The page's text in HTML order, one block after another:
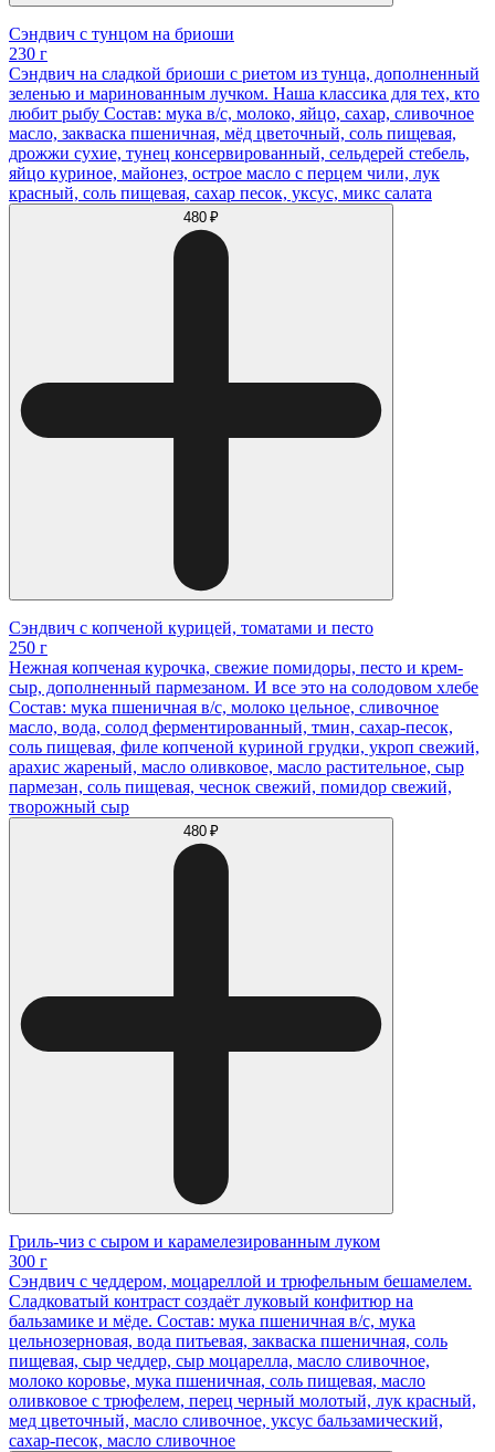
Сэндвич с тунцом на бриоши
230 г
Сэндвич на сладкой бриоши с риетом из тунца, дополненный
зеленью и маринованным лучком. Наша классика для тех, кто
любит рыбу Состав: мука в/с, молоко, яйцо, сахар, сливочное
масло, закваска пшеничная, мёд цветочный, соль пищевая,
дрожжи сухие, тунец консервированный, сельдерей стебель,
яйцо куриное, майонез, острое масло с перцем чили, лук
красный, соль пищевая, сахар песок, уксус, микс салата
480 ₽
Сэндвич с копченой курицей, томатами и песто
250 г
Нежная копченая курочка, свежие помидоры, песто и крем-
сыр, дополненный пармезаном. И все это на солодовом хлебе
Состав: мука пшеничная в/с, молоко цельное, сливочное
масло, вода, солод ферментированный, тмин, сахар-песок,
соль пищевая, филе копченой куриной грудки, укроп свежий,
арахис жареный, масло оливковое, масло растительное, сыр
пармезан, соль пищевая, чеснок свежий, помидор свежий,
творожный сыр
480 ₽
Гриль-чиз с сыром и карамелезированным луком
300 г
Сэндвич с чеддером, моцареллой и трюфельным бешамелем.
Сладковатый контраст создаёт луковый конфитюр на
бальзамике и мёде. Состав: мука пшеничная в/с, мука
цельнозерновая, вода питьевая, закваска пшеничная, соль
пищевая, сыр чеддер, сыр моцарелла, масло сливочное,
молоко коровье, мука пшеничная, соль пищевая, масло
оливковое с трюфелем, перец черный молотый, лук красный,
мед цветочный, масло сливочное, уксус бальзамический,
сахар-песок, масло сливочное